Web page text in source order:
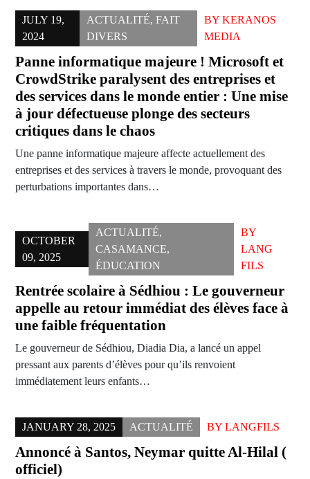
JULY 19,
2024
ACTUALITÉ,FAIT
DIVERS
BY KERANOS
MEDIA
Panne informatique majeure ! Microsoft et
CrowdStrike paralysent des entreprises et
des services dans le monde entier : Une mise
à jour défectueuse plonge des secteurs
critiques dans le chaos
Une panne informatique majeure affecte actuellement des
entreprises et des services à travers le monde, provoquant des
perturbations importantes dans…
OCTOBER
09, 2025
ACTUALITÉ,
CASAMANCE,
ÉDUCATION
BY
LANG
FILS
Rentrée scolaire à Sédhiou : Le gouverneur
appelle au retour immédiat des élèves face à
une faible fréquentation
Le gouverneur de Sédhiou, Diadia Dia, a lancé un appel
pressant aux parents d’élèves pour qu’ils renvoient
immédiatement leurs enfants…
JANUARY 28, 2025 ACTUALITÉ BY LANGFILS
Annoncé à Santos, Neymar quitte Al-Hilal (
officiel)